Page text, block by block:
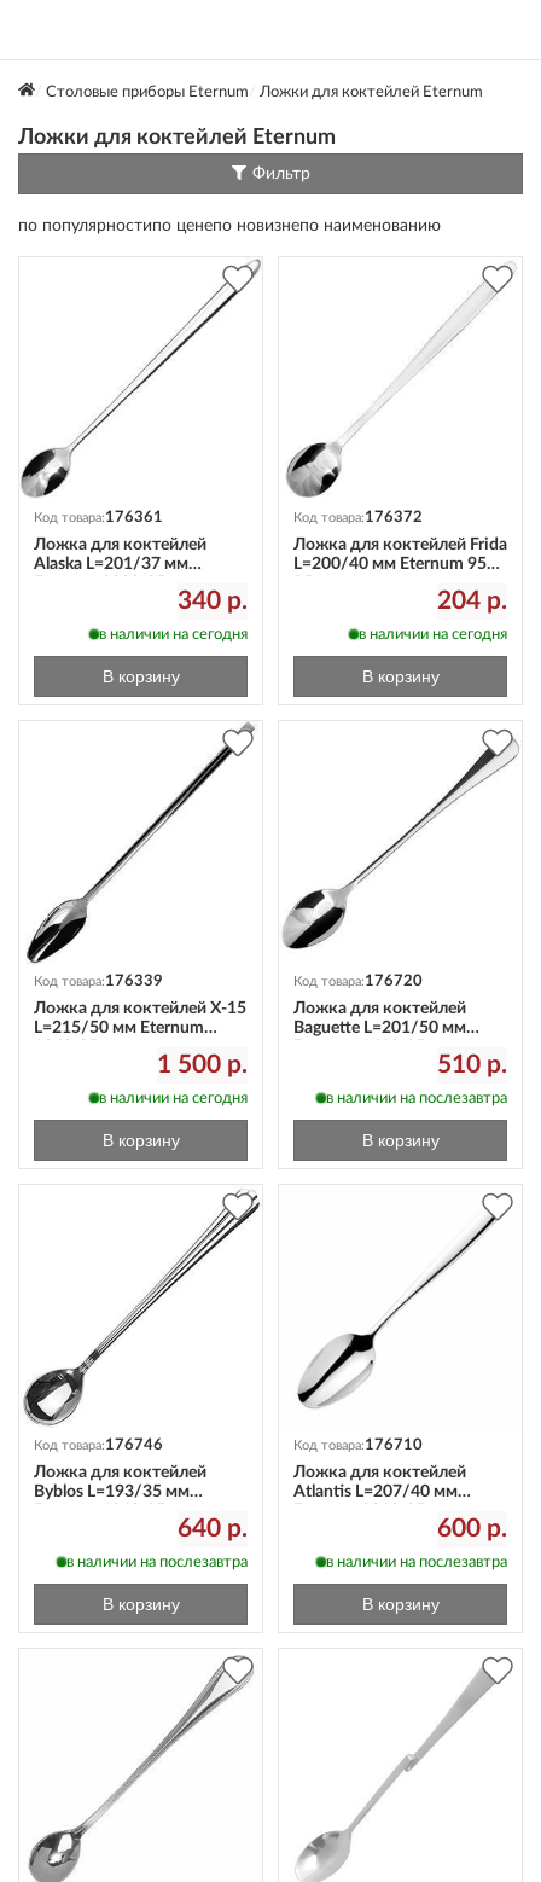
Столовые приборы Eternum Ложки для коктейлей Eternum
Ложки для коктейлей Eternum
Фильтр
по популярностипо ценепо новизнепо наименованию
Код товара:176361
Ложка для коктейлей
Alaska L=201/37 мм
340 р.
в наличии на сегодня
В корзину
Код товара:176372
Ложка для коктейлей Frida
L=200/40 мм Eternum 958-
204 р.
в наличии на сегодня
В корзину
Код товара:176339
Ложка для коктейлей X-15
L=215/50 мм Eternum
1 500 р.
в наличии на сегодня
В корзину
Код товара:176720
Ложка для коктейлей
Baguette L=201/50 мм
510 р.
в наличии на послезавтра
В корзину
Код товара:176746
Ложка для коктейлей
Byblos L=193/35 мм
640 р.
в наличии на послезавтра
В корзину
Код товара:176710
Ложка для коктейлей
Atlantis L=207/40 мм
600 р.
в наличии на послезавтра
В корзину